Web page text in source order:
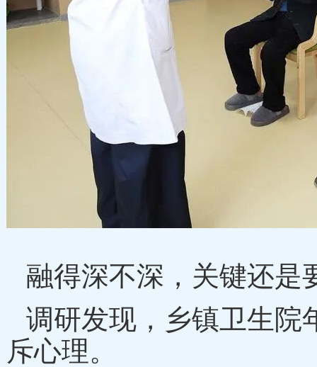
融得深不深，关键还是
调研发现，乡镇卫生院
斥心理。